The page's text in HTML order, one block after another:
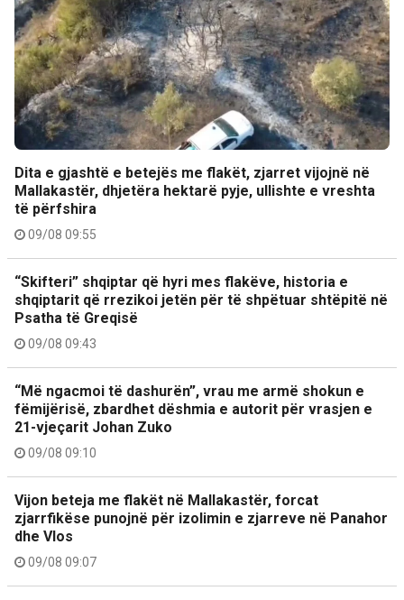
Dita e gjashtë e betejës me flakët, zjarret vijojnë në
Mallakastër, dhjetëra hektarë pyje, ullishte e vreshta
të përfshira
09/08 09:55
“Skifteri” shqiptar që hyri mes flakëve, historia e
shqiptarit që rrezikoi jetën për të shpëtuar shtëpitë në
Psatha të Greqisë
09/08 09:43
“Më ngacmoi të dashurën”, vrau me armë shokun e
fëmijërisë, zbardhet dëshmia e autorit për vrasjen e
21-vjeçarit Johan Zuko
09/08 09:10
Vijon beteja me flakët në Mallakastër, forcat
zjarrfikëse punojnë për izolimin e zjarreve në Panahor
dhe Vlos
09/08 09:07